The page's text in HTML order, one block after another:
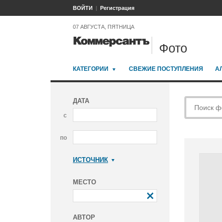
ВОЙТИ Регистрация
07 АВГУСТА, ПЯТНИЦА
Фото
КАТЕГОРИИ СВЕЖИЕ ПОСТУПЛЕНИЯ
ДАТА
с
по
ИСТОЧНИК
МЕСТО
АВТОР